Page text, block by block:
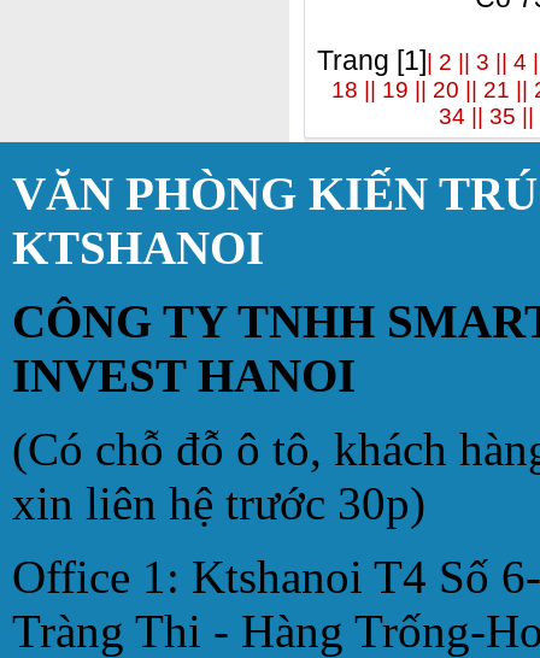
Trang [1] | 2 | | 3 | | 4 |
18 |
| 19 | | 20 | | 21 |
34 |
| 35 |
VĂN PHÒNG KIẾN
KTSHANOI
CÔNG TY TNHH
INVEST HANOI
(Có chỗ đỗ ô tô, khách
xin liên hệ trước 30p)
Office 1: Ktshanoi T4 Số
Tràng Thi - Hàng Trống-